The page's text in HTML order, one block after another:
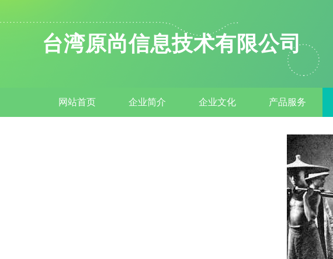
台湾原尚信息技术有限公司
网站首页 企业简介 企业文化 产品服务